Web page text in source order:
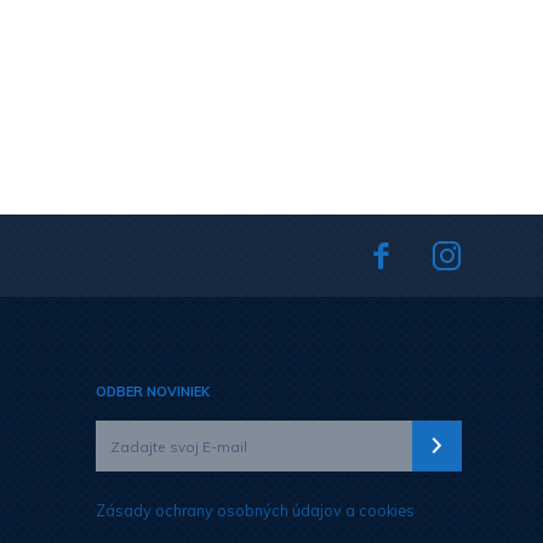
ODBER NOVINIEK
Zásady ochrany osobných údajov a cookies